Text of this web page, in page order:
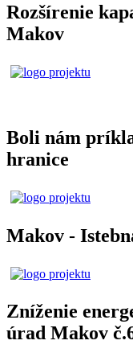
Rozšírenie
Makov
Boli nám
hranice
Makov -
Zníženie
úrad Makov